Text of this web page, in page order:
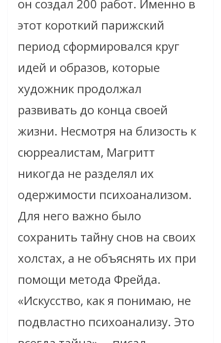
он создал 200 работ. Именно в
этот короткий парижский
период сформировался круг
идей и образов, которые
художник продолжал
развивать до конца своей
жизни. Несмотря на близость к
сюрреалистам, Магритт
никогда не разделял их
одержимости психоанализом.
Для него важно было
сохранить тайну снов на своих
холстах, а не объяснять их при
помощи метода Фрейда.
«Искусство, как я понимаю, не
подвластно психоанализу. Это